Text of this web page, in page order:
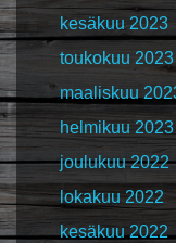
kesäkuu 2023
toukokuu 2023
maaliskuu
helmikuu 2023
joulukuu 2022
lokakuu 2022
kesäkuu 2022